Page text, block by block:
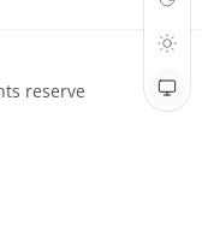
reserve